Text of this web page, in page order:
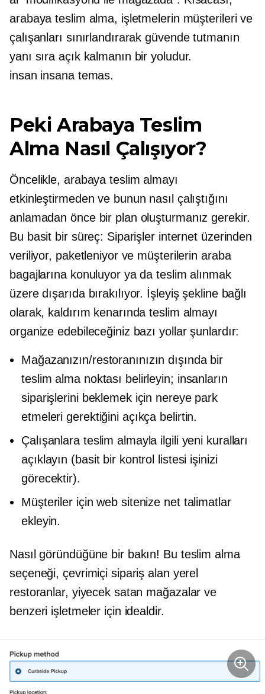
arabaya teslim alma, işletmelerin müşterileri ve
çalışanları sınırlandırarak güvende tutmanın
yanı sıra açık kalmanın bir yoludur.
insan insanatemas.
Peki Arabaya Teslim
Alma Nasıl Çalışıyor?
Öncelikle, arabaya teslim almayı
etkinleştirmeden ve bunun nasıl çalıştığını
anlamadan önce bir plan oluşturmanız gerekir.
Bu basit bir süreç: Siparişler internet üzerinden
veriliyor, paketleniyor ve müşterilerin araba
bagajlarına konuluyor ya da teslim alınmak
üzere dışarıda bırakılıyor. İşleyiş şekline bağlı
olarak, kaldırım kenarında teslim almayı
organize edebileceğiniz bazı yollar şunlardır:
Mağazanızın/restoranınızın dışında bir
teslim alma noktası belirleyin; insanların
siparişlerini beklemek için nereye park
etmeleri gerektiğini açıkça belirtin.
Çalışanlara teslim almayla ilgili yeni kuralları
açıklayın (basit bir kontrol listesi işinizi
görecektir).
Müşteriler için web sitenize net talimatlar
ekleyin.
Nasıl göründüğüne bir bakın! Bu teslim alma
seçeneği, çevrimiçi sipariş alan yerel
restoranlar, yiyecek satan mağazalar ve
benzeri işletmeler için idealdir.